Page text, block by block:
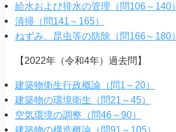
給水および排水の管理（問106～140）
清掃（問141～165）
ねずみ、昆虫等の防除（問166～180）
【2022年（令和4年）過去問】
建築物衛生行政概論（問1～20）
建築物の環境衛生（問21～45）
空気環境の調整（問46～90）
建築物の構造概論（問91～105）